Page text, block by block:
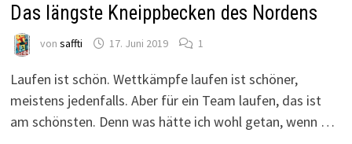
Das längste Kneippbecken des Nordens
von saffti 17. Juni 2019 1
Laufen ist schön. Wettkämpfe laufen ist schöner,
meistens jedenfalls. Aber für ein Team laufen, das ist
am schönsten. Denn was hätte ich wohl getan, wenn …